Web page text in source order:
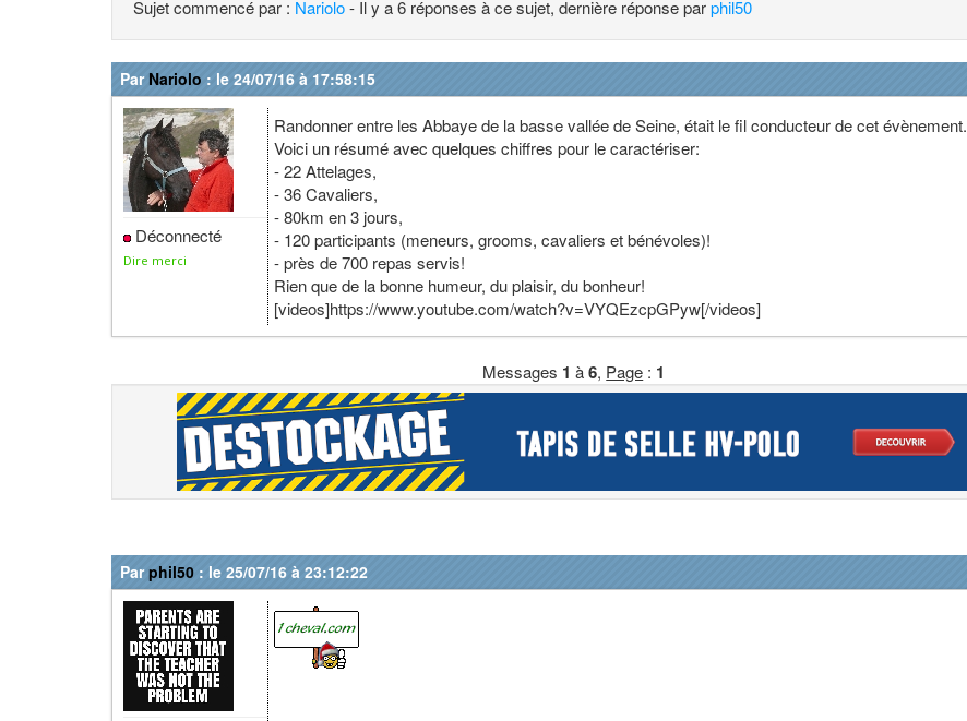
Sujet commencé par : Nariolo- Il y a 6 réponses à ce sujet, dernière réponse parphil50
Par Nariolo : le 24/07/16 à 17:58:15
Déconnecté
Dire merci
Randonner entre les Abbaye de la basse vallée de Seine, était le fil conducteur de cet évènement.
Voici un résumé avec quelques chiffres pour le caractériser:
- 22 Attelages,
- 36 Cavaliers,
- 80km en 3 jours,
- 120 participants (meneurs, grooms, cavaliers et bénévoles)!
- près de 700 repas servis!
Rien que de la bonne humeur, du plaisir, du bonheur!
[videos]https://www.youtube.com/watch?v=VYQEzcpGPyw[/videos]
Messages 1 à6, Page : 1
Parphil50 : le 25/07/16 à 23:12:22